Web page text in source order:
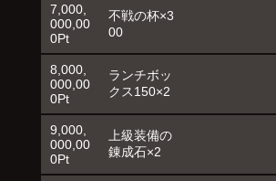
7,000,
000,00
0Pt
不戦の杯×3
00
8,000,
000,00
0Pt
ランチボッ
クス150×2
9,000,
000,00
0Pt
上級装備の
錬成石×2